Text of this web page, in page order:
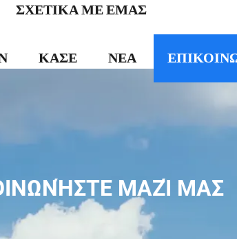
ΣΧΕΤΙΚΑ ΜΕ ΕΜΑΣ
ΚΑΣΕ ΝΕΑ
ΜΑΖΊ ΜΑΣ